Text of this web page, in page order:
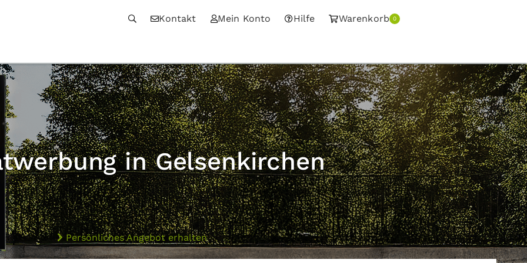
Kontakt Mein Konto Hilfe Warenkorb 0
in Gelsenkirchen
Persönliches Angebot erhalten